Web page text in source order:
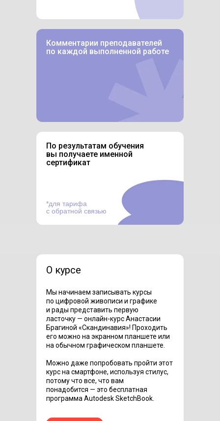
По результатам обучения
вы получаете именной
сертификат
*для тарифа
с обратной связью
Комментарии преподавателей
по каждой выполненной работе
О курсе
Мы начинаем записывать курсы
по цифровой живописи и графике
и рады представить первую
ласточку — онлайн-курс Анастасии
Брагиной «Скандинавия»! Проходить
его можно на экранном планшете или
на обычном графическом планшете.
Можно даже попробовать пройти этот
курс на смартфоне, используя стилус,
потому что все, что вам
понадобится — это бесплатная
программа Autodesk SketchBook.